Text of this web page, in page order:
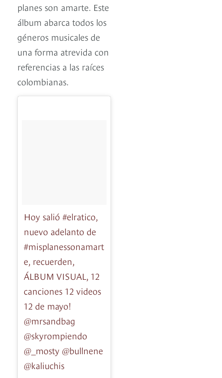
planes son amarte. Este
álbum abarca todos los
géneros musicales de
una forma atrevida con
referencias a las raíces
colombianas.
Hoy salió #elratico,
nuevo adelanto de
#misplanessonamart
e, recuerden,
ÁLBUM VISUAL, 12
canciones 12 videos
12 de mayo!
@mrsandbag
@skyrompiendo
@_mosty @bullnene
@kaliuchis